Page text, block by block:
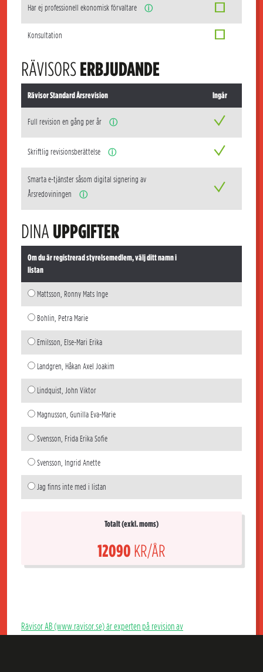
Har ej professionell ekonomisk förvaltare ⓘ
Konsultation
RÄVISORSERBJUDANDE
Rävisor Standard Årsrevision Ingår
Full revision en gång per år ⓘ
Skriftlig revisionsberättelse ⓘ
Smarta e-tjänster såsom digital signering av
Årsredoviningen
ⓘ
DINA UPPGIFTER
Om du är registrerad styrelsemedlem, välj ditt namn i
listan
Mattsson, Ronny Mats Inge
Bohlin, Petra Marie
Emilsson, Else-Mari Erika
Landgren, Håkan Axel Joakim
Lindquist, John Viktor
Magnusson, Gunilla Eva-Marie
Svensson, Frida Erika Sofie
Svensson, Ingrid Anette
Jag finns inte med i listan
Totalt (exkl. moms)
12090 KR/ÅR
Rävisor AB (www.ravisor.se) är experten på revision av